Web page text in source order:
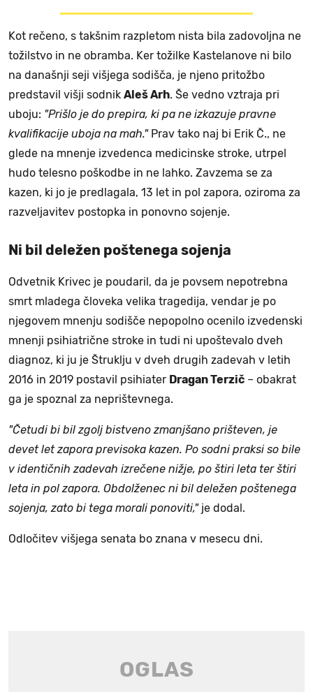
Kot rečeno, s takšnim razpletom nista bila zadovoljna ne
tožilstvo in ne obramba. Ker tožilke Kastelanove ni bilo
na današnji seji višjega sodišča, je njeno pritožbo
predstavil višji sodnik Aleš Arh. Še vedno vztraja pri
uboju: "Prišlo je do prepira, ki pa ne izkazuje pravne
kvalifikacije uboja na mah."Prav tako naj bi Erik Č., ne
glede na mnenje izvedenca medicinske stroke, utrpel
hudo telesno poškodbe in ne lahko. Zavzema se za
kazen, ki jo je predlagala, 13 let in pol zapora, oziroma za
razveljavitev postopka in ponovno sojenje.
Ni bil deležen poštenega sojenja
Odvetnik Krivec je poudaril, da je povsem nepotrebna
smrt mladega človeka velika tragedija, vendar je po
njegovem mnenju sodišče nepopolno ocenilo izvedenski
mnenji psihiatrične stroke in tudi ni upoštevalo dveh
diagnoz, ki ju je Štruklju v dveh drugih zadevah v letih
2016 in 2019 postavil psihiater Dragan Terzič – obakrat
ga je spoznal za neprištevnega.
"Četudi bi bil zgolj bistveno zmanjšano prišteven, je
devet let zapora previsoka kazen. Po sodni praksi so bile
v identičnih zadevah izrečene nižje, po štiri leta ter štiri
leta in pol zapora. Obdolženec ni bil deležen poštenega
sojenja, zato bi tega morali ponoviti,"je dodal.
Odločitev višjega senata bo znana v mesecu dni.